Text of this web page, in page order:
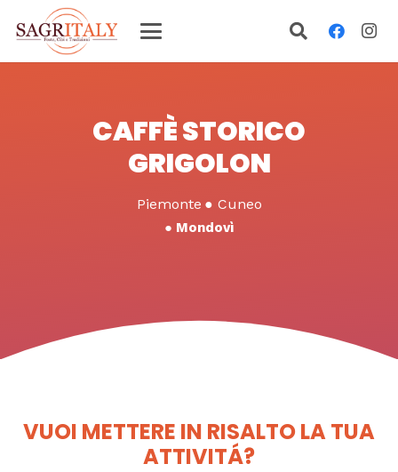
CAFFÈ STORICO
GRIGOLON
Piemonte ● Cuneo
● Mondovì
VUOI METTERE IN RISALTO LA TUA
ATTIVITÁ?